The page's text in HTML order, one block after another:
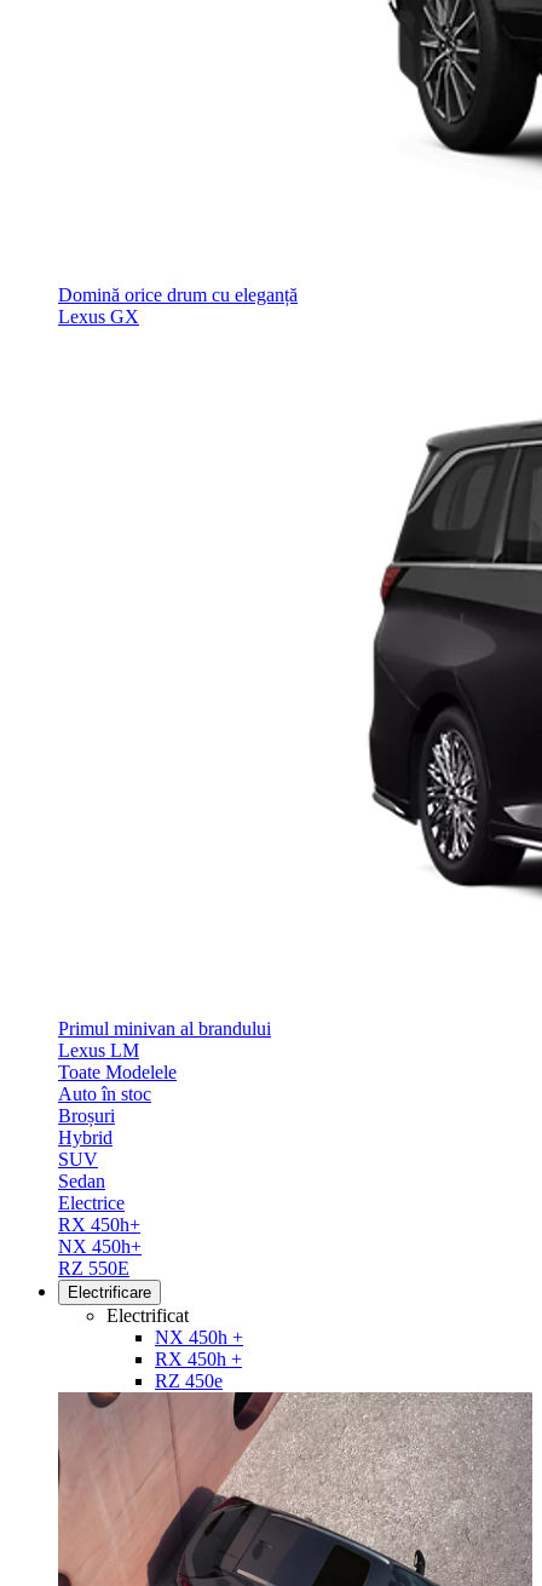
Domină orice drum cu eleganță
Lexus GX
Primul minivan al brandului
Lexus LM
Toate Modelele
Auto în stoc
Broșuri
Hybrid
SUV
Sedan
Electrice
RX 450h+
NX 450h+
RZ 550E
Electrificare
Electrificat
NX 450h +
RX 450h +
RZ 450e